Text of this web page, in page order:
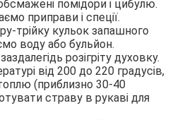
помідори і цибулю.
приправи і спеції.
трійку кульок запашного
воду або бульйон.
розігріту духовку.
від 200 до 220 градусів,
(приблизно 30-40
страву в рукаві для